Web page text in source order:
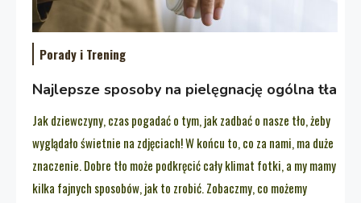
Porady i Trening
Najlepsze sposoby na pielęgnację ogólna tła
Jak dziewczyny, czas pogadać o tym, jak zadbać o nasze tło, żeby
wyglądało świetnie na zdjęciach! W końcu to, co za nami, ma duże
znaczenie. Dobre tło może podkręcić cały klimat fotki, a my mamy
kilka fajnych sposobów, jak to zrobić. Zobaczmy, co możemy